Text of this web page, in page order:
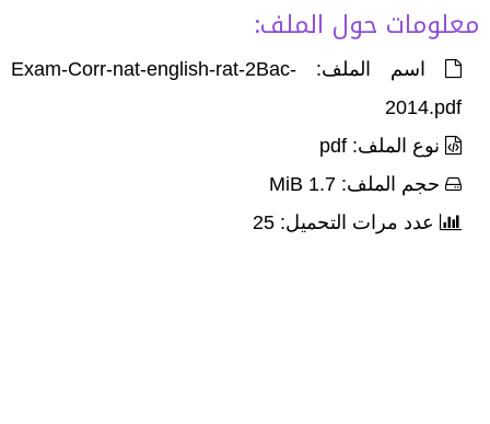
معلومات حول الملف:
اسم الملف: Exam-Corr-nat-english-rat-2Bac-
2014.pdf
نوع الملف: pdf
حجم الملف: 1.7 MiB
عدد مرات التحميل: 25